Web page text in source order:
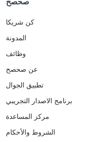
كن شريكا
المدونة
وظائف
عن صحصح
تطبيق الجوال
برنامج الاصدار التجريبي
مركز المساعدة
الشروط والأحكام